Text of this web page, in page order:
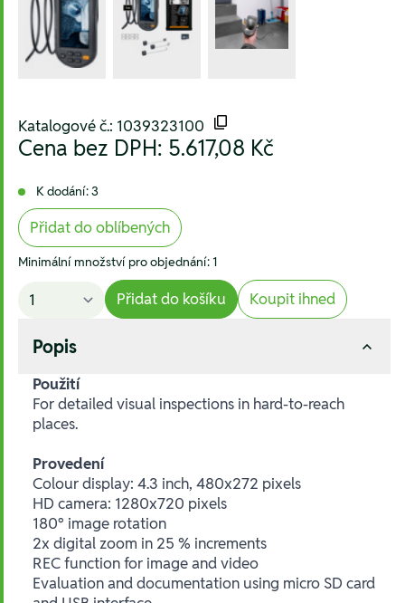
Katalogové č.: 1039323100
Cena bez DPH: 5.617,08 Kč
K dodání: 3
Přidat do oblíbených
Minimální množství pro objednání: 1
Přidat do košíku Koupit ihned
Popis
Použití
For detailed visual inspections in hard-to-reach
places.
Provedení
Colour display: 4.3 inch, 480x272 pixels
HD camera: 1280x720 pixels
180° image rotation
2x digital zoom in 25 % increments
REC function for image and video
Evaluation and documentation using micro SD card